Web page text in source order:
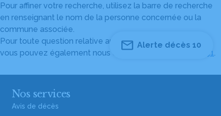
Pour affiner votre recherche, utilisez la barre de recherche
en renseignant le nom de la personne concernée ou la
commune associée.
Pour toute question relative au fonctionnement du site,
vous pouvez également nous contacter au
04 82 53 51 51.
Alerte décès 10
Nos services
Avis de décès